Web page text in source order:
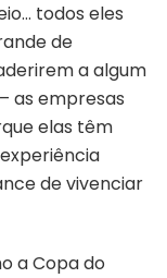
todos eles
de
a algum
as empresas
elas têm
de vivenciar
a Copa do